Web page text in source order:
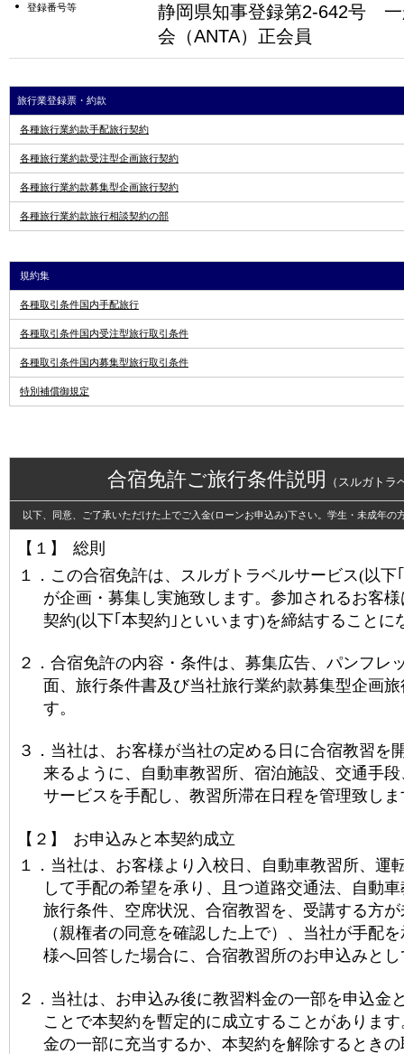
登録番号等
静岡県知事登録第2-642号
会（ANTA）正会員
旅行業登録票・約款
各種旅行業約款手配旅行契約
各種旅行業約款受注型企画旅行契約
各種旅行業約款募集型企画旅行契約
各種旅行業約款旅行相談契約の部
規約集
各種取引条件国内手配旅行
各種取引条件国内受注型旅行取引条件
各種取引条件国内募集型旅行取引条件
特別補償御規定
合宿免許ご旅行条件説明 （スルガトラ
以下、同意、ご了承いただけた上でご入金(ローンお申込み)下さい。学生・未成年の
【１】
総則
１． この合宿免許は、スルガトラベルサービス(以下
が企画・募集し実施致します。参加されるお客
契約(以下｢本契約｣といいます)を締結することに
２．合宿免許の内容・条件は、募集広告、パンフレ
面、旅行条件書及び当社旅行業約款募集型企画
す。
３． 当社は、お客様が当社の定める日に合宿教習を
来るように、自動車教習所、宿泊施設、交通手
サービスを手配し、教習所滞在日程を管理致し
【２】
お申込みと本契約成立
１． 当社は、お客様より入校日、自動車教習所、運
して手配の希望を承り、且つ道路交通法、自動
旅行条件、空席状況、合宿教習を、受講する方
（親権者の同意を確認した上で）、当社が手配
様へ回答した場合に、合宿教習所のお申込みと
２． 当社は、お申込み後に教習料金の一部を申込金
ことで本契約を暫定的に成立することがありま
金の一部に充当するか、本契約を解除するとき